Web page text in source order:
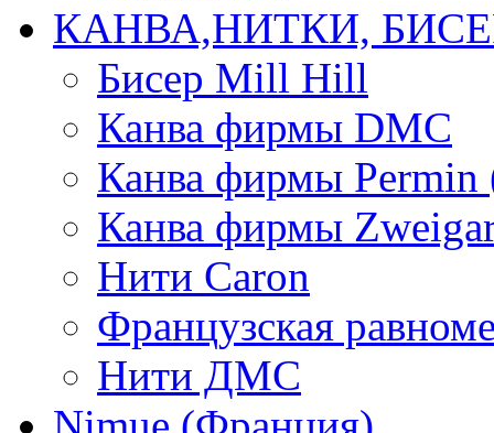
КАНВА,НИТКИ,
Бисер Mill Hill
Канва фирмы DMC
Канва фирмы Permin
Канва фирмы
Нити Caron
Французская
Нити ДМС